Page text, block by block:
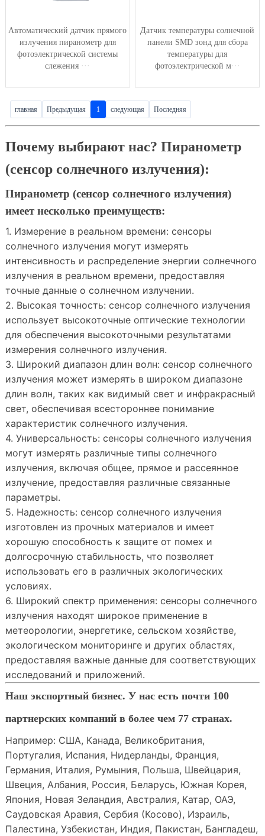
Автоматический датчик прямого
излучения пиранометр для
фотоэлектрической системы
слежения ···
Датчик температуры солнечной
панели SMD зонд для сбора
температуры для
фотоэлектрической м···
главная Предыдущая 1 следующая Последняя
Почему выбирают нас? Пиранометр
(сенсор солнечного излучения):
Пиранометр (сенсор солнечного излучения)
имеет несколько преимуществ:
1. Измерение в реальном времени: сенсоры
солнечного излучения могут измерять
интенсивность и распределение энергии солнечного
излучения в реальном времени, предоставляя
точные данные о солнечном излучении.
2. Высокая точность: сенсор солнечного излучения
использует высокоточные оптические технологии
для обеспечения высокоточными результатами
измерения солнечного излучения.
3. Широкий диапазон длин волн: сенсор солнечного
излучения может измерять в широком диапазоне
длин волн, таких как видимый свет и инфракрасный
свет, обеспечивая всестороннее понимание
характеристик солнечного излучения.
4. Универсальность: сенсоры солнечного излучения
могут измерять различные типы солнечного
излучения, включая общее, прямое и рассеянное
излучение, предоставляя различные связанные
параметры.
5. Надежность: сенсор солнечного излучения
изготовлен из прочных материалов и имеет
хорошую способность к защите от помех и
долгосрочную стабильность, что позволяет
использовать его в различных экологических
условиях.
6. Широкий спектр применения: сенсоры солнечного
излучения находят широкое применение в
метеорологии, энергетике, сельском хозяйстве,
экологическом мониторинге и других областях,
предоставляя важные данные для соответствующих
исследований и приложений.
Наш экспортный бизнес. У нас есть почти 100
партнерских компаний в более чем 77 странах.
Например: США, Канада, Великобритания,
Португалия, Испания, Нидерланды, Франция,
Германия, Италия, Румыния, Польша, Швейцария,
Швеция, Албания, Россия, Беларусь, Южная Корея,
Япония, Новая Зеландия, Австралия, Катар, ОАЭ,
Саудовская Аравия, Сербия (Косово), Израиль,
Палестина, Узбекистан, Индия, Пакистан, Бангладеш,